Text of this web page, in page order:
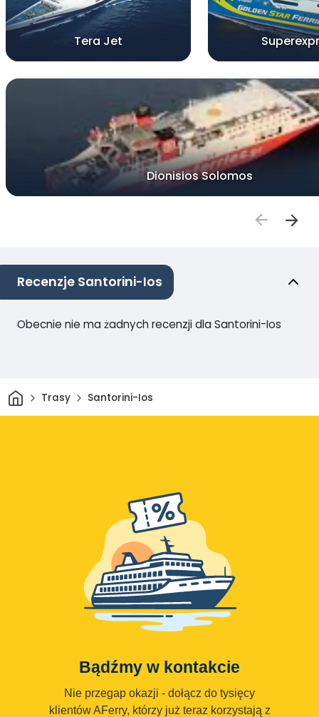
Tera Jet
Dionisios Solomos
Recenzje Santorini-Ios
Obecnie nie ma żadnych recenzji dla Santorini-Ios
DomTrasy Santorini-Ios
Bądźmy w kontakcie
Nie przegap okazji - dołącz do tysięcy
klientów AFerry, którzy już teraz korzystają z